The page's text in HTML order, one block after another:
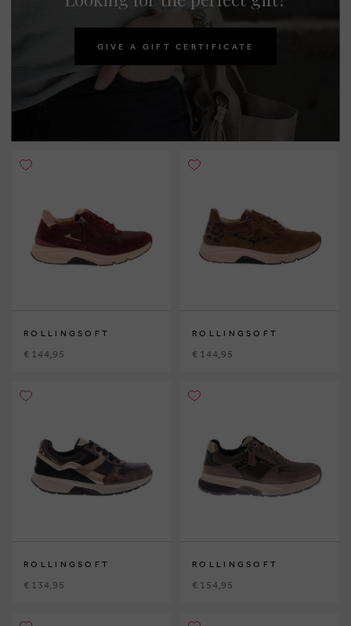
GIVE A GIFT CERTIFICATE
ROLLINGSOFT
€ 144,95
ROLLINGSOFT
€ 144,95
ROLLINGSOFT
€ 134,95
ROLLINGSOFT
€ 154,95